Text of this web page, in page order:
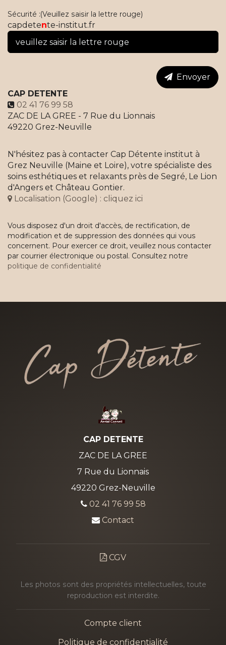
Sécurité :(Veuillez saisir la lettre rouge)
capdetente-institut.fr
Envoyer
CAP DETENTE
02 41 76 99 58
ZAC DE LA GREE - 7 Rue du Lionnais
49220 Grez-Neuville
N'hésitez pas à contacter Cap Détente institut à
Grez Neuville (Maine et Loire), votre spécialiste des
soins esthétiques et relaxants près de Segré, Le Lion
d'Angers et Château Gontier.
Localisation (Google) : cliquez ici
Vous disposez d'un droit d'accès, de rectification, de
modification et de suppression des données qui vous
concernent. Pour exercer ce droit, veuillez nous contacter
par courrier électronique ou postal. Consultez notre
politique de confidentialité
CAP DETENTE
ZAC DE LA GREE
7 Rue du Lionnais
49220 Grez-Neuville
02 41 76 99 58
Contact
CGV
Les photos sont des propriétés intellectuelles, toute
reproduction est interdite.
Compte client
Politique de confidentialité